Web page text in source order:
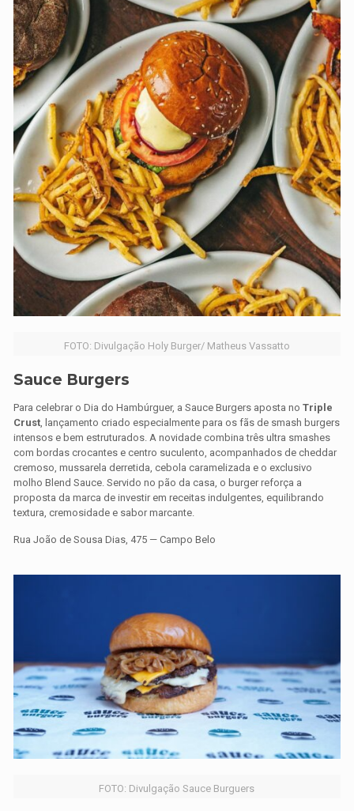
FOTO: Divulgação Holy Burger/ Matheus Vassatto
Sauce Burgers
Para celebrar o Dia do Hambúrguer, a Sauce Burgers aposta noTriple
Crust, lançamento criado especialmente para os fãs de smash burgers
intensos e bem estruturados. A novidade combina três ultra smashes
com bordas crocantes e centro suculento, acompanhados de cheddar
cremoso, mussarela derretida, cebola caramelizada e o exclusivo
molho Blend Sauce. Servido no pão da casa, o burger reforça a
proposta da marca de investir em receitas indulgentes, equilibrando
textura, cremosidade e sabor marcante.
Rua João de Sousa Dias, 475 — Campo Belo
FOTO: Divulgação Sauce Burguers